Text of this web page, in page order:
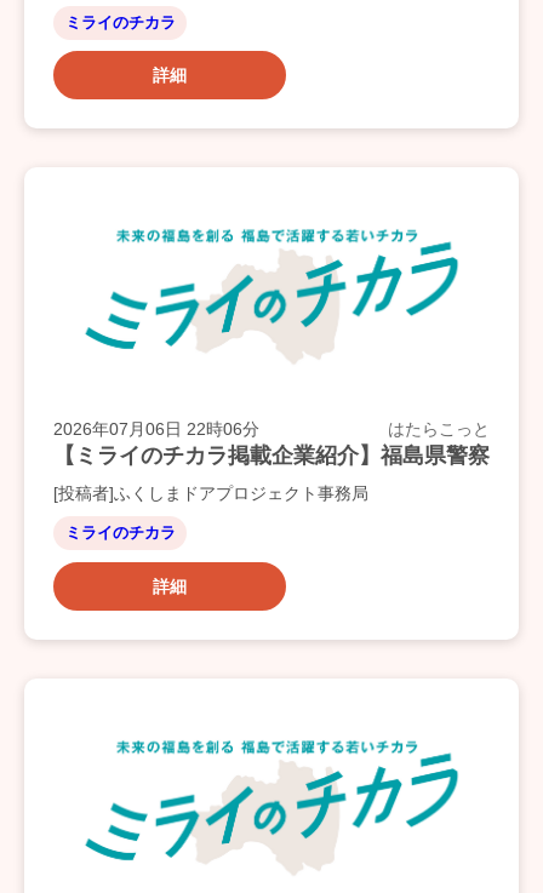
ミライのチカラ
詳細
2026年07月06日 22時06分 はたらこっと
【ミライのチカラ掲載企業紹介】福島県警察
[投稿者]ふくしまドアプロジェクト事務局
ミライのチカラ
詳細